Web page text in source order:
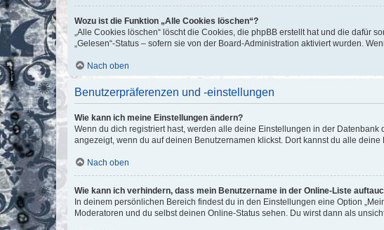
Wozu ist die Funktion „Alle Cookies löschen“?
„Alle Cookies löschen“ löscht die Cookies, die phpBB erstellt hat und die
„Gelesen“-Status – sofern sie von der Board-Administration aktiviert wurden.
Nach oben
Benutzerpräferenzen und -einstellungen
Wie kann ich meine Einstellungen ändern?
Wenn du dich registriert hast, werden alle deine Einstellungen in der
angezeigt, wenn du auf deinen Benutzernamen klickst. Dort kannst du alle deine
Nach oben
Wie kann ich verhindern, dass mein Benutzername in der Online-Liste
In deinem persönlichen Bereich findest du in den Einstellungen eine Option
Moderatoren und du selbst deinen Online-Status sehen. Du wirst dann als